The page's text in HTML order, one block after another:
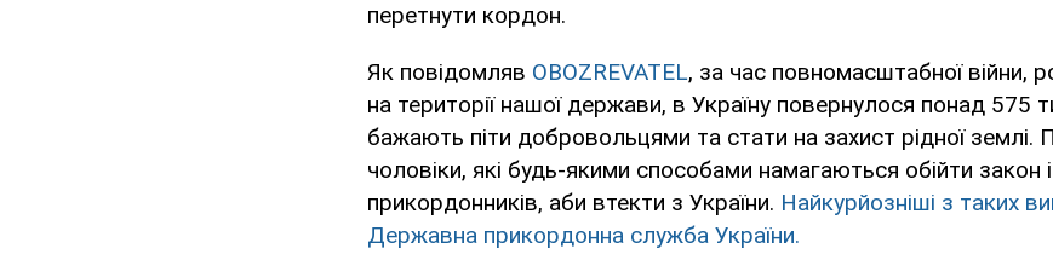
перетнути кордон.
Як повідомляв OBOZREVATEL, за час повномасштабної війни,
на території нашої держави, в Україну повернулося понад 575
бажають піти добровольцями та стати на захист рідної землі.
чоловіки, які будь-якими способами намагаються обійти закон
прикордонників, аби втекти з України. Найкурйозніші з таких
Державна прикордонна служба України.